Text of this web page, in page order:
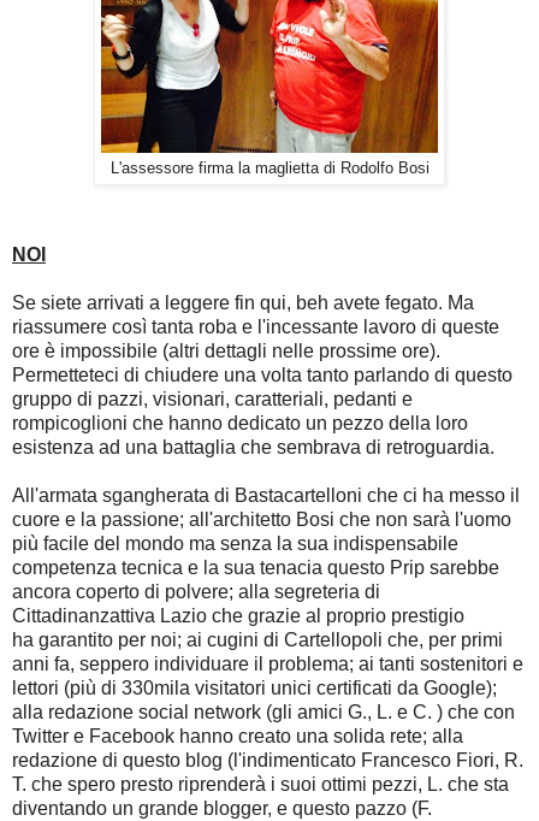
L'assessore firma la maglietta di Rodolfo Bosi
NOI
Se siete arrivati a leggere fin qui, beh avete fegato. Ma
riassumere così tanta roba e l'incessante lavoro di queste
ore è impossibile (altri dettagli nelle prossime ore).
Permetteteci di chiudere una volta tanto parlando di questo
gruppo di pazzi, visionari, caratteriali, pedanti e
rompicoglioni che hanno dedicato un pezzo della loro
esistenza ad una battaglia che sembrava di retroguardia.
All'armata sgangherata di Bastacartelloni che ci ha messo il
cuore e la passione; all'architetto Bosi che non sarà l'uomo
più facile del mondo ma senza la sua indispensabile
competenza tecnica e la sua tenacia questo Prip sarebbe
ancora coperto di polvere; alla segreteria di
Cittadinanzattiva Lazio che grazie al proprio prestigio
ha garantito per noi; ai cugini di Cartellopoli che, per primi
anni fa, seppero individuare il problema; ai tanti sostenitori e
lettori (più di 330mila visitatori unici certificati da Google);
alla redazione social network (gli amici G., L. e C. ) che con
Twitter e Facebook hanno creato una solida rete; alla
redazione di questo blog (l'indimenticato Francesco Fiori, R.
T. che spero presto riprenderà i suoi ottimi pezzi, L. che sta
diventando un grande blogger, e questo pazzo (F.